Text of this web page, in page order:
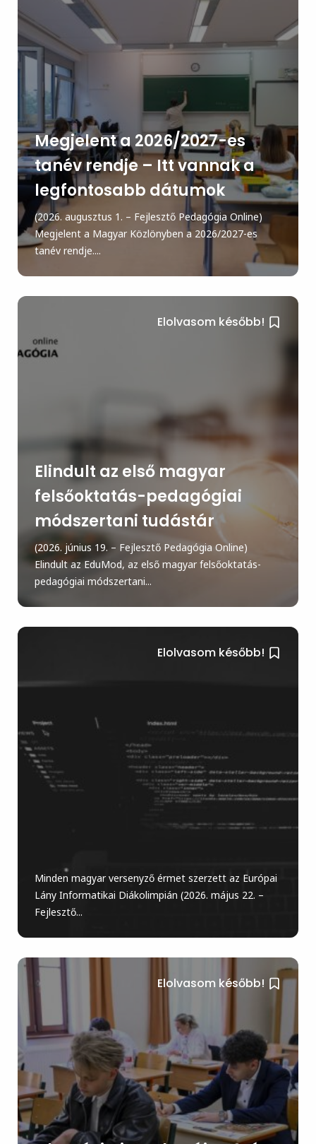
Megjelent a 2026/2027-es
tanév rendje – Itt vannak a
legfontosabb dátumok
(2026. augusztus 1. – Fejlesztő Pedagógia Online)
Megjelent a Magyar Közlönyben a 2026/2027-es
tanév rendje....
Elolvasom később!
Elindult az első magyar
felsőoktatás-pedagógiai
módszertani tudástár
(2026. június 19. – Fejlesztő Pedagógia Online)
Elindult az EduMod, az első magyar felsőoktatás-
pedagógiai módszertani...
Elolvasom később!
Minden magyar versenyző érmet szerzett az Európai
Lány Informatikai Diákolimpián (2026. május 22. –
Fejlesztő...
Elolvasom később!